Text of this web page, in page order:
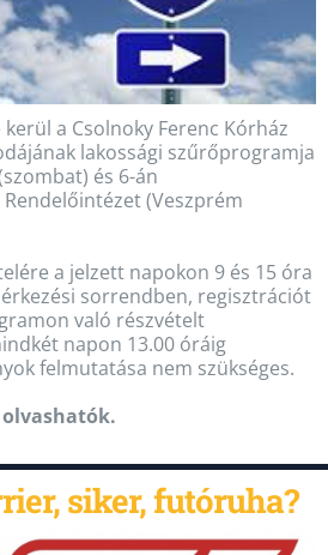
a Csolnoky Ferenc Kórház
lakossági szűrőprogramja
és 6-án
(Veszprém
a jelzett napokon 9 és 15 óra
sorrendben, regisztrációt
való részvételt
napon 13.00 óráig
felmutatása nem szükséges.
siker, futóruha?